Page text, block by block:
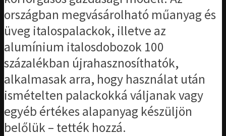
országban megvásárolható műanyag és
üveg italospalackok, illetve az
alumínium italosdobozok 100
százalékban újrahasznosíthatók,
alkalmasak arra, hogy használat után
ismételten palackokká váljanak vagy
egyéb értékes alapanyag készüljön
belőlük – tették hozzá.